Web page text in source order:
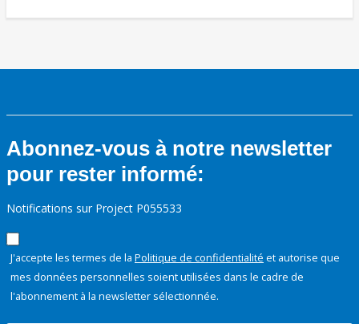
Abonnez-vous à notre newsletter
pour rester informé:
Notifications sur Project P055533
J'accepte les termes de la Politique de confidentialité et autorise que
mes données personnelles soient utilisées dans le cadre de
l'abonnement à la newsletter sélectionnée.